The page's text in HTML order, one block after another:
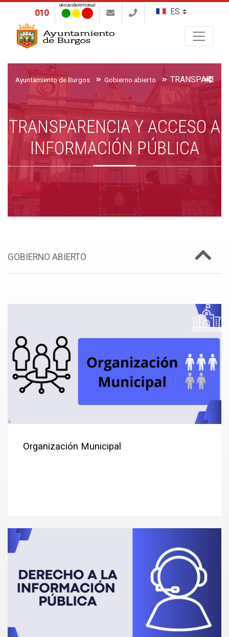
010
UBICACIÓN FOTO ROJO
Ayuntamiento de Burgos Gobierno abierto
TRANSPARENCIA Y ACCESO A
INFORMACIÓN PÚBLICA
GOBIERNO ABIERTO
Organización Municipal